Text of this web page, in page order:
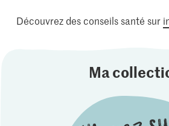
Découvrez des conseils santé sur
Ma